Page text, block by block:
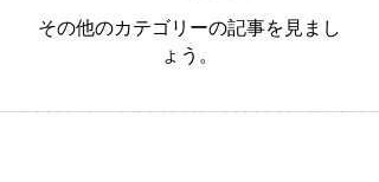
その他のカテゴリーの記事を見まし
ょう。